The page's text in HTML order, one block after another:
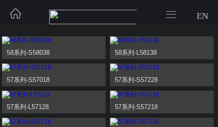
  EN
58系列-S58038 58系列-L58138
57系列-S57018 57系列-S57228
57系列-L57128 57系列-S57218